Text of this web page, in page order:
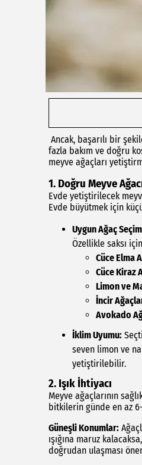
Ancak, başarılı bir
fazla bakım ve doğru
meyve ağaçları
1. Doğru Meyve
Evde yetiştirilecek
Evde büyütmek için
Uygun Ağaç
Özellikle saksı
Cüce Elma
Cüce Kiraz
Limon ve
İncir
Avokado
İklim Uyumu:
seven limon ve
yetiştirilebilir.
2. Işık İhtiyacı
Meyve ağaçlarının
bitkilerin günde en az
Güneşli Konumlar:
ışığına maruz
doğrudan ulaşması